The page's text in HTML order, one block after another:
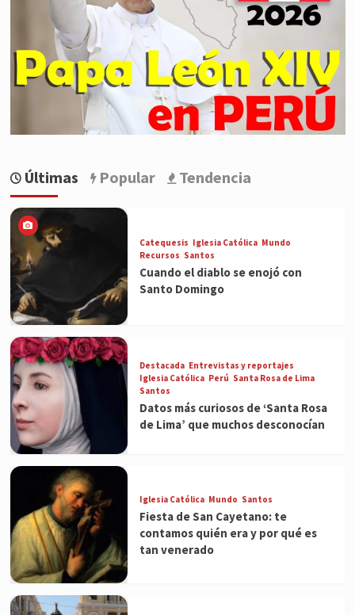
Últimas Popular Tendencia
Catequesis Iglesia Católica Mundo
Recursos Santos
Cuando el diablo se enojó con
Santo Domingo
Destacada Entrevistas y reportajes
Iglesia Católica Perú Santa Rosa de Lima
Santos
Datos más curiosos de ‘Santa Rosa
de Lima’ que muchos desconocían
Iglesia Católica Mundo Santos
Fiesta de San Cayetano: te
contamos quién era y por qué es
tan venerado